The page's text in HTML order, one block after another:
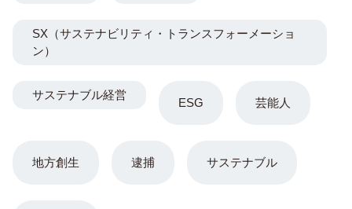
ESG 芸能人
地方創生 逮捕 サステナブル
SX（サステナビリティ・トランスフォーメーショ
ン）
サステナブル経営